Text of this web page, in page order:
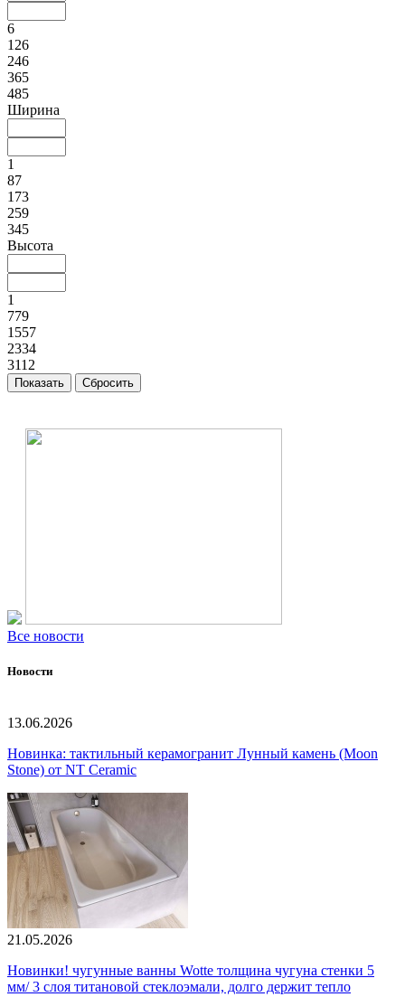
6
126
246
365
485
Ширина
1
87
173
259
345
Высота
1
779
1557
2334
3112
Все новости
Новости
13.06.2026
Новинка: тактильный керамогранит Лунный камень (Moon
Stone) от NT Ceramic
21.05.2026
Новинки! чугунные ванны Wotte толщина чугуна стенки 5
мм/ 3 слоя титановой стеклоэмали, долго держит тепло